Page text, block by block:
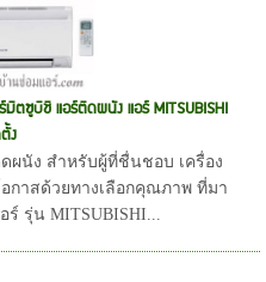
ซูบิชิ แอร์ติดผนัง แอร์ MITSUBISHI
ง
ดผนัง สำหรับผู้ที่ชื่นชอบ เครื่อง
กาสด้วยทางเลือกคุณภาพ ที่มา
ร์ รุ่น MITSUBISHI...